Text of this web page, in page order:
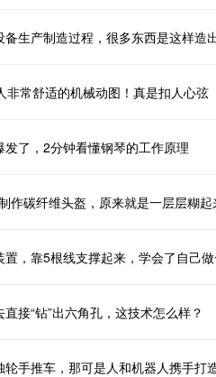
备生产制造过程，很多东西是这样造
非常舒适的机械动图！真是扣人心弦
发了，2分钟看懂钢琴的工作原理
作碳纤维头盔，原来就是一层层糊起
置，靠5根线支撑起来，学会了自己
接“钻”出六角孔，这技术怎么样？
轮手推车，那可是人和机器人携手打